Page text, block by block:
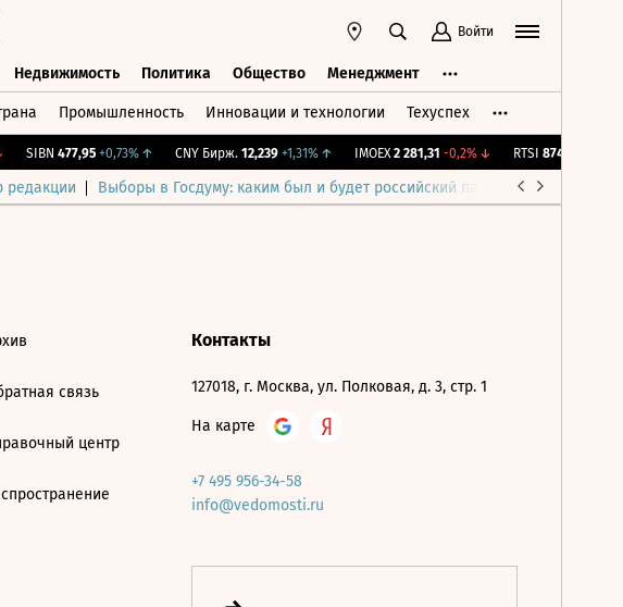
Войти
Недвижимость Политика Общество Менеджмент
Промышленность Инновации и технологии Техуспех
SIBN 477,95 +0,73%↑ CNY Бирж. 12,239 +1,31%↑ IMOEX 2 281,31 -0,2%↓ RTSI 874,64
редакции Выборы в Госдуму: каким был и будет российский парламент
связь
центр
Контакты
127018, г. Москва, ул. Полковая, д. 3, стр. 1
На карте
+7 495 956-34-58
info@vedomosti.ru